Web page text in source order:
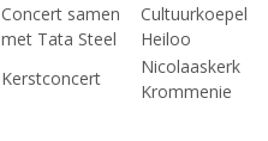
Concert samen
met Tata Steel
Cultuurkoepel
Heiloo
Kerstconcert
Nicolaaskerk
Krommenie